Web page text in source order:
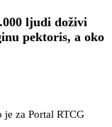
ljudi doživi
pektoris, a oko
je za Portal RTCG